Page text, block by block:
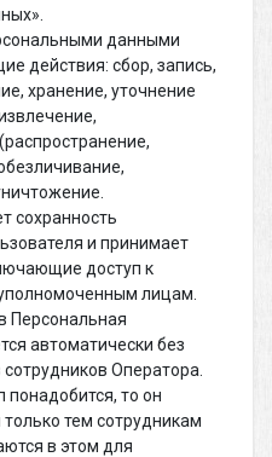
данными
действия: сбор, запись,
хранение, уточнение
сохранность
и принимает
доступ к
лицам.
Персональная
автоматически без
Оператора.
понадобится, то он
тем сотрудникам
в этом для